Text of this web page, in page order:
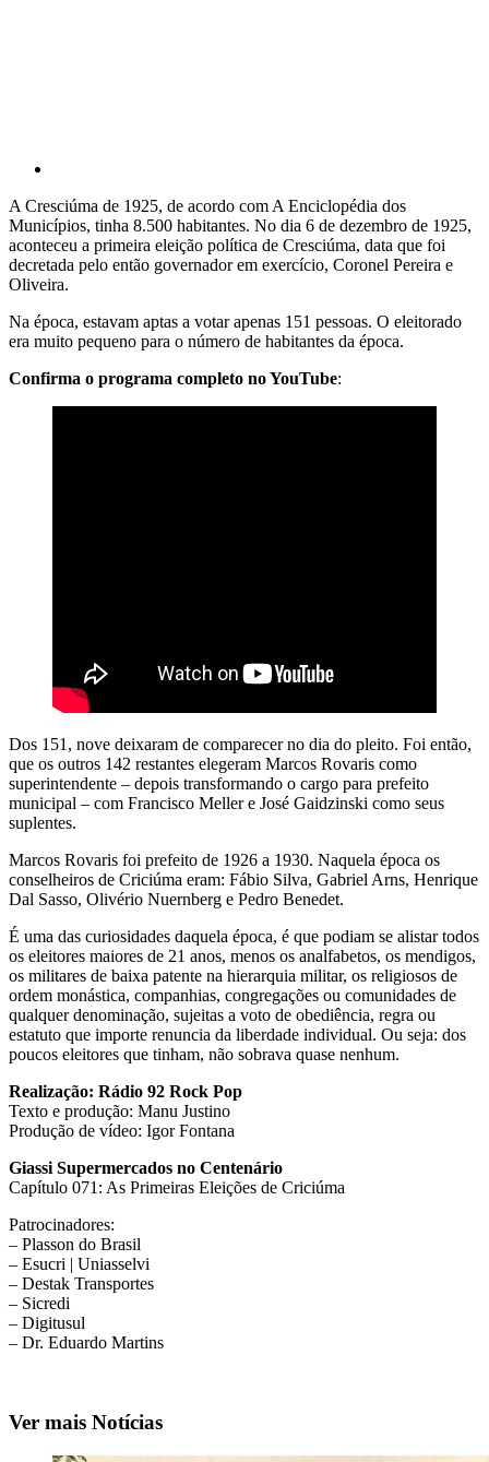
A Cresciúma de 1925, de acordo com A Enciclopédia dos
Municípios, tinha 8.500 habitantes. No dia 6 de dezembro de 1925,
aconteceu a primeira eleição política de Cresciúma, data que foi
decretada pelo então governador em exercício, Coronel Pereira e
Oliveira.
Na época, estavam aptas a votar apenas 151 pessoas. O eleitorado
era muito pequeno para o número de habitantes da época.
Confirma o programa completo no YouTube:
Dos 151, nove deixaram de comparecer no dia do pleito. Foi então,
que os outros 142 restantes elegeram Marcos Rovaris como
superintendente – depois transformando o cargo para prefeito
municipal – com Francisco Meller e José Gaidzinski como seus
suplentes.
Marcos Rovaris foi prefeito de 1926 a 1930. Naquela época os
conselheiros de Criciúma eram: Fábio Silva, Gabriel Arns, Henrique
Dal Sasso, Olivério Nuernberg e Pedro Benedet.
É uma das curiosidades daquela época, é que podiam se alistar todos
os eleitores maiores de 21 anos, menos os analfabetos, os mendigos,
os militares de baixa patente na hierarquia militar, os religiosos de
ordem monástica, companhias, congregações ou comunidades de
qualquer denominação, sujeitas a voto de obediência, regra ou
estatuto que importe renuncia da liberdade individual. Ou seja: dos
poucos eleitores que tinham, não sobrava quase nenhum.
Realização: Rádio 92 Rock Pop
Texto e produção: Manu Justino
Produção de vídeo: Igor Fontana
Giassi Supermercados no Centenário
Capítulo 071: As Primeiras Eleições de Criciúma
Patrocinadores:
– Plasson do Brasil
– Esucri | Uniasselvi
– Destak Transportes
– Sicredi
– Digitusul
– Dr. Eduardo Martins
Ver mais Notícias